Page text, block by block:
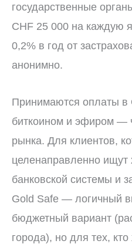
государственные
CHF 25 000 на каждую
0,2% в год от
анонимно.
Принимаются оплаты в
биткоином и эфиром —
рынка. Для клиентов,
целенаправленно ищут
банковской системы и
Gold Safe — логичный
бюджетный вариант
города), но для тех,